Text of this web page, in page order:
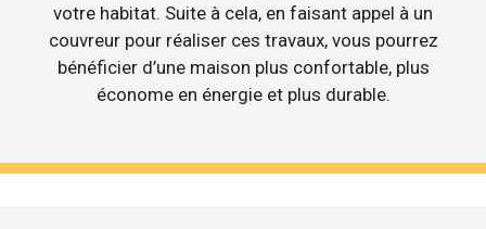
votre habitat. Suite à cela, en faisant appel à un
couvreur pour réaliser ces travaux, vous pourrez
bénéficier d’une maison plus confortable, plus
économe en énergie et plus durable.